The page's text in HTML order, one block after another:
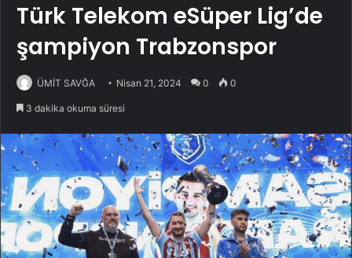
Türk Telekom eSüper Lig’de
şampiyon Trabzonspor
ÜMİT SAVĞA Nisan 21, 2024 0 0
3 dakika okuma süresi